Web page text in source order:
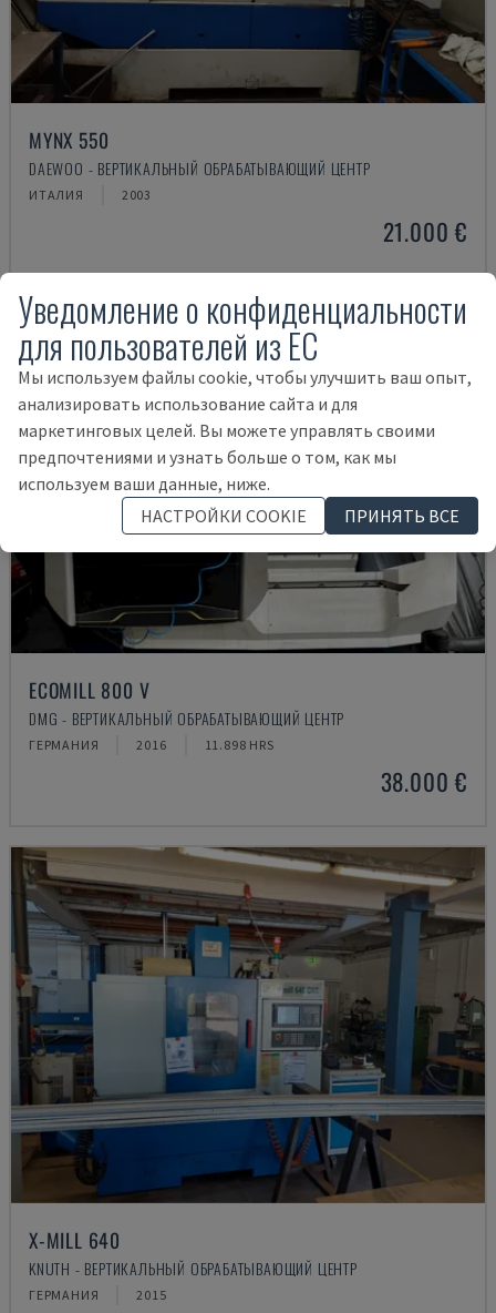
MYNX 550
DAEWOO - ВЕРТИКАЛЬНЫЙ ОБРАБАТЫВАЮЩИЙ ЦЕНТР
ИТАЛИЯ 2003
21.000 €
ECOMILL 800 V
DMG - ВЕРТИКАЛЬНЫЙ ОБРАБАТЫВАЮЩИЙ ЦЕНТР
ГЕРМАНИЯ 2016 11.898 HRS
38.000 €
X-MILL 640
KNUTH - ВЕРТИКАЛЬНЫЙ ОБРАБАТЫВАЮЩИЙ ЦЕНТР
ГЕРМАНИЯ 2015
Уведомление о конфиденциальности
для пользователей из ЕС
Мы используем файлы cookie, чтобы улучшить ваш опыт,
анализировать использование сайта и для
маркетинговых целей. Вы можете управлять своими
предпочтениями и узнать больше о том, как мы
используем ваши данные, ниже.
НАСТРОЙКИ COOKIE
ПРИНЯТЬ ВСЕ